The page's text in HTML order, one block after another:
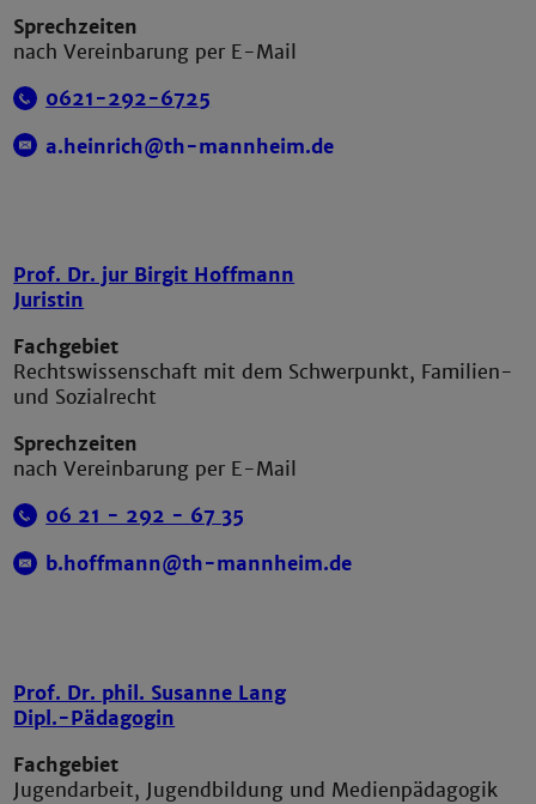
Sprechzeiten
nach Vereinbarung per E-Mail
0621-292-6725
a.heinrich@th-mannheim.de
Prof. Dr. jur Birgit Hoffmann
Juristin
Fachgebiet
Rechtswissenschaft mit dem Schwerpunkt, Familien-
und Sozialrecht
Sprechzeiten
nach Vereinbarung per E-Mail
06 21 - 292 - 67 35
b.hoffmann@th-mannheim.de
Prof. Dr. phil. Susanne Lang
Dipl.-Pädagogin
Fachgebiet
Jugendarbeit, Jugendbildung und Medienpädagogik